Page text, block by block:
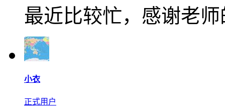
最近比较忙，感谢老
小衣
正式用户